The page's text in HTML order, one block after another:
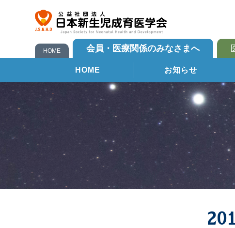
HOME 会員・医療関係のみなさまへ
HOME お知らせ